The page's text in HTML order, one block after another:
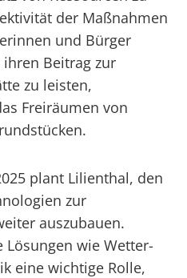
der Maßnahmen
und Bürger
Beitrag zur
zu leisten,
Freiräumen von
plant Lilienthal, den
zur
auszubauen.
wie Wetter-
eine wichtige Rolle,